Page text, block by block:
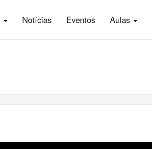
Notícias Eventos Aulas